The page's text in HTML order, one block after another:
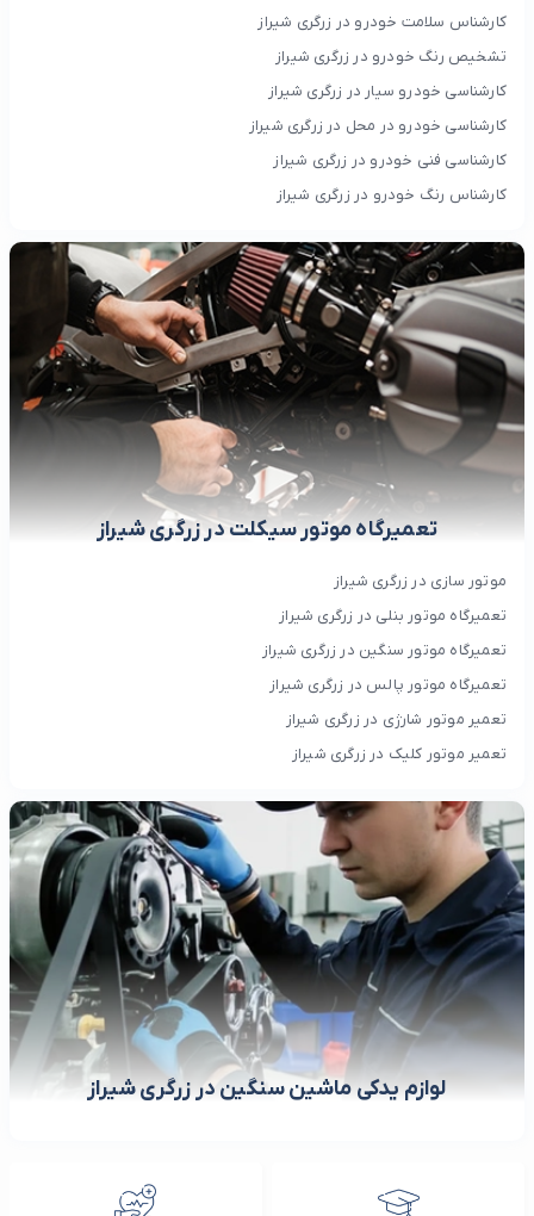
کارشناس سلامت خودرو در زرگری شیراز
تشخیص رنگ خودرو در زرگری شیراز
کارشناسی خودرو سیار در زرگری شیراز
کارشناسی خودرو در محل در زرگری شیراز
کارشناسی فنی خودرو در زرگری شیراز
کارشناس رنگ خودرو در زرگری شیراز
تعمیرگاه موتور سیکلت در زرگری شیراز
موتور سازی در زرگری شیراز
تعمیرگاه موتور بنلی در زرگری شیراز
تعمیرگاه موتور سنگین در زرگری شیراز
تعمیرگاه موتور پالس در زرگری شیراز
تعمیر موتور شارژی در زرگری شیراز
تعمیر موتور کلیک در زرگری شیراز
لوازم یدکی ماشین سنگین در زرگری شیراز